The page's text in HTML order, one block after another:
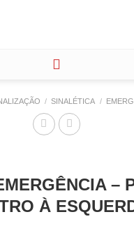
/ SINALÉTICA /
–
À